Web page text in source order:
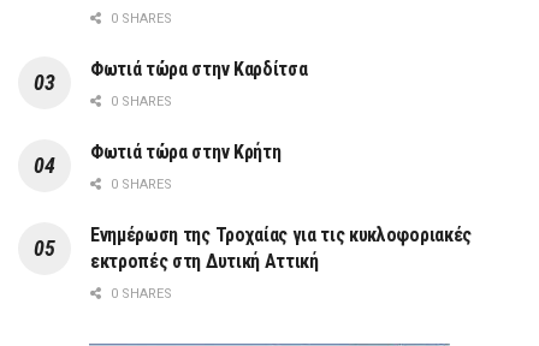
0 SHARES
Φωτιά τώρα στην Καρδίτσα
0 SHARES
Φωτιά τώρα στην Κρήτη
0 SHARES
Ενημέρωση της Τροχαίας για τις κυκλοφοριακές
εκτροπές στη Δυτική Αττική
0 SHARES